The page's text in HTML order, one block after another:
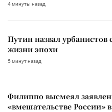
4 минуты назад
Путин назвал
жизни эпохи
5 минут назад
Филиппо высмеял
«вмешательстве России»